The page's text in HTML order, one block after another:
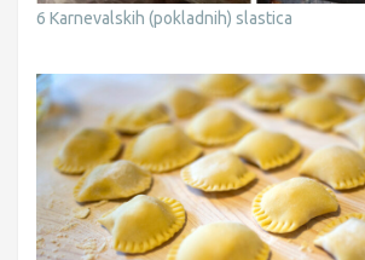
6 Karnevalskih (pokladnih) slastica